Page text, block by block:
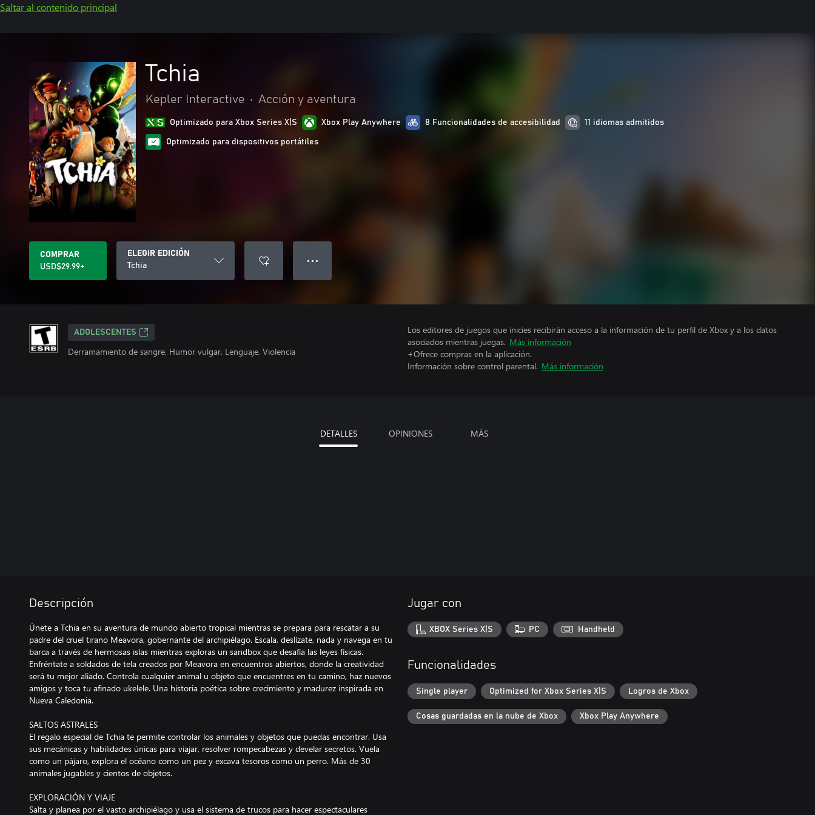
Saltar al contenido principal
Tchia
Kepler Interactive • Acción y aventura
Optimizado para Xbox Series X|S Xbox Play Anywhere 8 Funcionalidades de accesibilidad 11 idiomas admitidos
Optimizado para dispositivos portátiles
COMPRAR
USD$29.99+
ELEGIR EDICIÓN
Tchia
● ● ●
ADOLESCENTES
Derramamiento de sangre, Humor vulgar, Lenguaje, Violencia
Los editores de juegos que inicies recibirán acceso a la información de tu perfil de Xbox y a los datos
asociados mientras juegas. Más información
+Ofrece compras en la aplicación.
Información sobre control parental. Más información
DETALLES OPINIONES MÁS
Descripción
Únete a Tchia en su aventura de mundo abierto tropical mientras se prepara para rescatar a su
padre del cruel tirano Meavora, gobernante del archipiélago. Escala, deslízate, nada y navega en tu
barca a través de hermosas islas mientras exploras un sandbox que desafía las leyes físicas.
Enfréntate a soldados de tela creados por Meavora en encuentros abiertos, donde la creatividad
será tu mejor aliado. Controla cualquier animal u objeto que encuentres en tu camino, haz nuevos
amigos y toca tu afinado ukelele. Una historia poética sobre crecimiento y madurez inspirada en
Nueva Caledonia.
SALTOS ASTRALES
El regalo especial de Tchia te permite controlar los animales y objetos que puedas encontrar. Usa
sus mecánicas y habilidades únicas para viajar, resolver rompecabezas y develar secretos. Vuela
como un pájaro, explora el océano como un pez y excava tesoros como un perro. Más de 30
animales jugables y cientos de objetos.
EXPLORACIÓN Y VIAJE
Salta y planea por el vasto archipiélago y usa el sistema de trucos para hacer espectaculares
Jugar con
XBOX Series X|S PC Handheld
Funcionalidades
Single player Optimized for Xbox Series X|S Logros de Xbox
Cosas guardadas en la nube de Xbox Xbox Play Anywhere